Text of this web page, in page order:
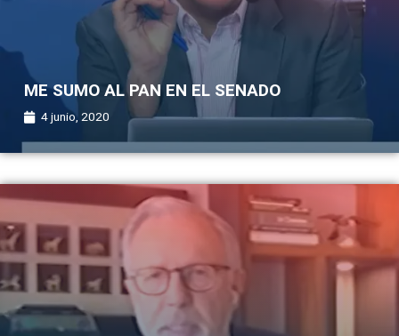
ME SUMO AL PAN EN EL SENADO
4 junio, 2020